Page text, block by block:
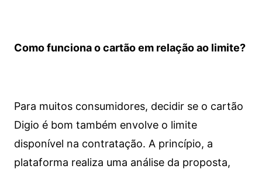
Como funciona o cartão em relação ao limite?
Para muitos consumidores, decidir se o cartão
Digio é bom também envolve o limite
disponível na contratação. A princípio, a
plataforma realiza uma análise da proposta,